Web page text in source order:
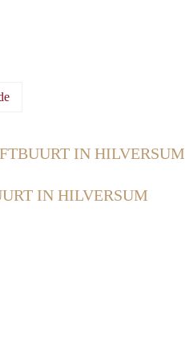
IN HILVERSUM
IN HILVERSUM